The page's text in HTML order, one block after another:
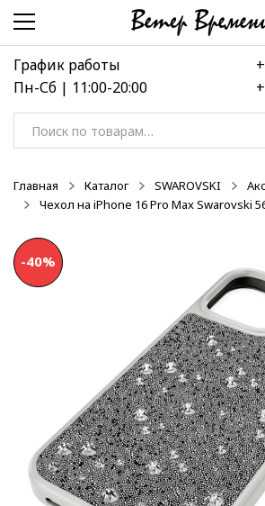
Перейти
навигации
Перейти
содержимому
График работы
Пн-Сб | 11:00-20:00
Искать:
Главная Каталог SWAROVSKI
Чехол на iPhone 16 Pro Max Swarovski
-40%